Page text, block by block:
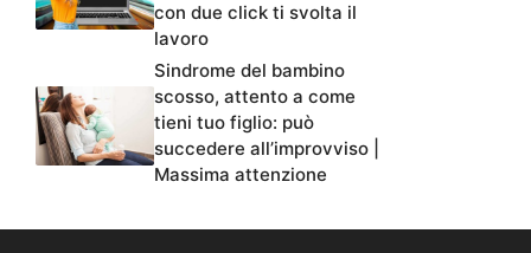
con due click ti svolta il
lavoro
Sindrome del bambino
scosso, attento a come
tieni tuo figlio: può
succedere all’improvviso |
Massima attenzione